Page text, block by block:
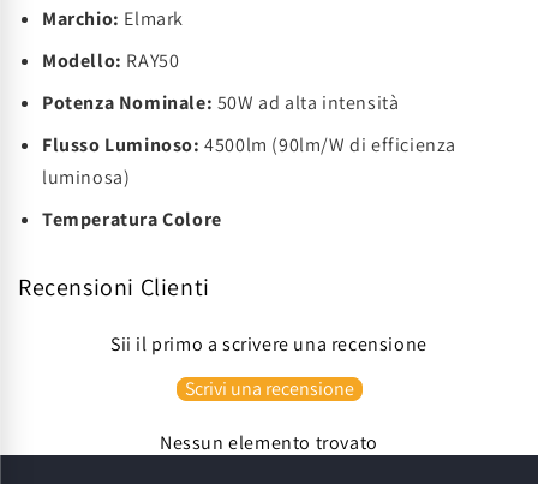
Marchio: Elmark
Modello: RAY50
Potenza Nominale: 50W ad alta intensità
Flusso Luminoso: 4500lm (90lm/W di efficienza
luminosa)
Temperatura Colore
Recensioni Clienti
Sii il primo a scrivere una recensione
Scrivi una recensione
Nessun elemento trovato